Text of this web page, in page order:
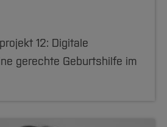
12: Digitale
gerechte Geburtshilfe im